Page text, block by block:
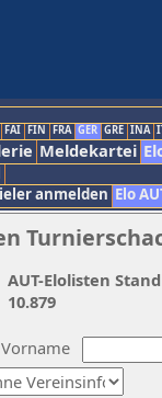
FAI FIN FRA GER GRE INA
Meldekartei
anmelden Elo
Vorname
AUT-Elolisten
10.879